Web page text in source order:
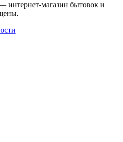
интернет-магазин бытовок и